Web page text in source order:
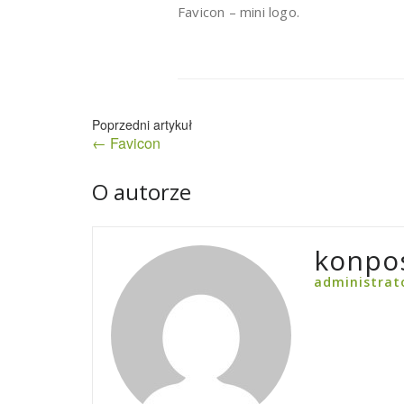
Favicon – mini logo.
Nawigacja
wpisu
← Favicon
O autorze